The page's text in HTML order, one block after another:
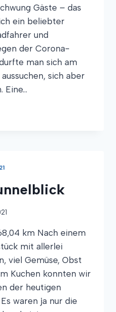
Gäste – das
ein beliebter
und
der Corona-
man sich am
sich aber
Eine…
km Nach einem
mit allerlei
viel Gemüse, Obst
Kuchen konnten wir
der heutigen
waren ja nur die